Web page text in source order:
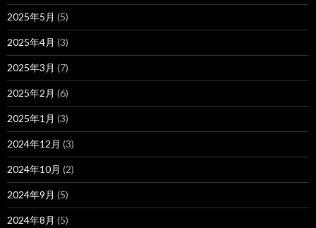
2025年5月 (5)
2025年4月 (3)
2025年3月 (7)
2025年2月 (6)
2025年1月 (3)
2024年12月 (3)
2024年10月 (2)
2024年9月 (5)
2024年8月 (5)